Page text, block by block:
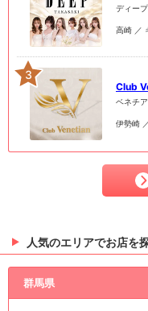
ディープ
高崎 ／
3
Club
ベネチ
伊勢崎
人気のエリアでお店を
群馬県